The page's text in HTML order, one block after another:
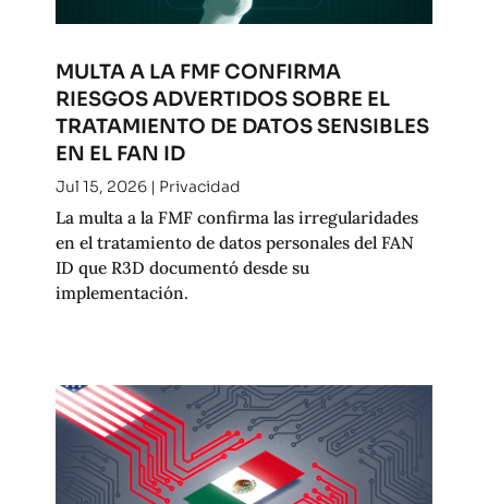
MULTA A LA FMF CONFIRMA
RIESGOS ADVERTIDOS SOBRE EL
TRATAMIENTO DE DATOS SENSIBLES
EN EL FAN ID
Jul 15, 2026| Privacidad
La multa a la FMF confirma las irregularidades
en el tratamiento de datos personales del FAN
ID que R3D documentó desde su
implementación.